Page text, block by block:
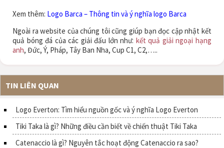
Xem thêm: Logo Barca – Thông tin và ý nghĩa logo Barca
Ngoài ra website của chúng tôi cũng giúp bạn đọc cập nhật kết
quả bóng đá của các giải đấu lớn như: kết quả giải ngoại hạng
anh, Đức, Ý, Pháp, Tây Ban Nha, Cup C1, C2,…..
TIN LIÊN QUAN
Logo Everton: Tìm hiểu nguồn gốc và ý nghĩa Logo Everton
Tiki Taka là gì? Những điều cần biết về chiến thuật Tiki Taka
Catenaccio là gì? Nguyên tắc hoạt động Catenaccio ra sao?